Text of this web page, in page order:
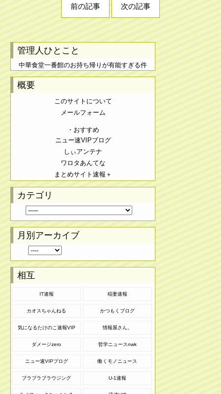
前の記事 次の記事
管理人ひとこと
中華食堂一番館のお持ち帰りが有能すぎる件
概要
このサイトについて
メールフォーム
・おすすめ
ニュー速VIPブログ
しぃアンテナ
ワロタあんてな
まとめサイト速報＋
カテゴリ
月別アーカイブ
相互
IT速報 稲妻速報
カオスちゃんねる かつもくブログ
気になるたけのこ速報VIP 情報屋さん。
ダメージzero 哲学ニュースnwk
ニュー速VIPブログ 働くモノニュース
ブラブラブラウジング U-1速報